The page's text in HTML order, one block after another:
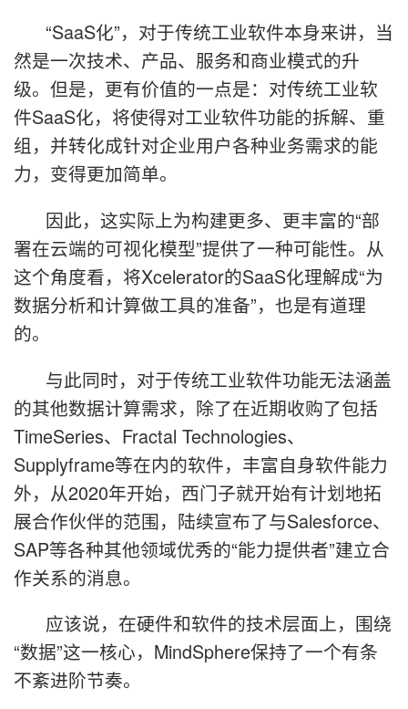
“SaaS化”，对于传统工业软件本身来讲，当
然是一次技术、产品、服务和商业模式的升
级。但是，更有价值的一点是：对传统工业软
件SaaS化，将使得对工业软件功能的拆解、重
组，并转化成针对企业用户各种业务需求的能
力，变得更加简单。
因此，这实际上为构建更多、更丰富的“部
署在云端的可视化模型”提供了一种可能性。从
这个角度看，将Xcelerator的SaaS化理解成“为
数据分析和计算做工具的准备”，也是有道理
的。
与此同时，对于传统工业软件功能无法涵盖
的其他数据计算需求，除了在近期收购了包括
TimeSeries、Fractal Technologies、
Supplyframe等在内的软件，丰富自身软件能力
外，从2020年开始，西门子就开始有计划地拓
展合作伙伴的范围，陆续宣布了与Salesforce、
SAP等各种其他领域优秀的“能力提供者”建立合
作关系的消息。
应该说，在硬件和软件的技术层面上，围绕
“数据”这一核心，MindSphere保持了一个有条
不紊进阶节奏。